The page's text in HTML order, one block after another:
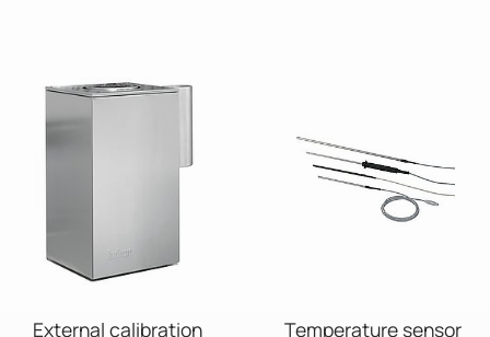
External calibration
Temperature sensor